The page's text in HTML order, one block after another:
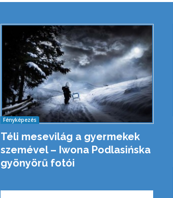
Fényképezés
Téli mesevilág a gyermekek
szemével – Iwona Podlasińska
gyönyörű fotói